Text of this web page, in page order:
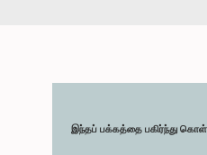
இந்தப் பக்கத்தை பகிர்ந்து